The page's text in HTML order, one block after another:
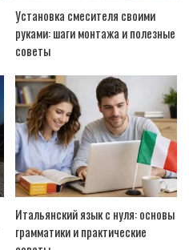
Установка смесителя своими
руками: шаги монтажа и полезные
советы
Итальянский язык с нуля: основы
грамматики и практические